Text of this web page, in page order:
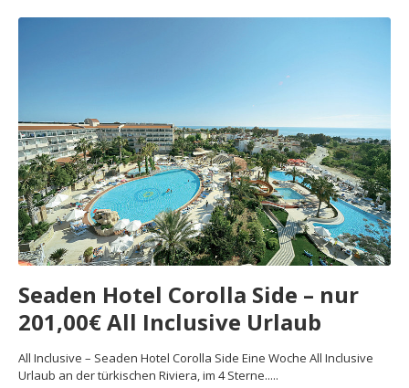
Seaden Hotel Corolla Side – nur
201,00€ All Inclusive Urlaub
All Inclusive – Seaden Hotel Corolla Side Eine Woche All Inclusive
Urlaub an der türkischen Riviera, im 4 Sterne.....